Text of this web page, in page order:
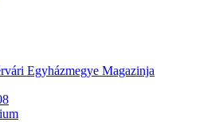
Egyházmegye Magazinja